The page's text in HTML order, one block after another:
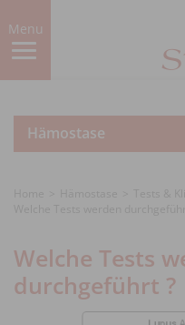
to
main
content
Menu
Hämostase
Welche Tests
durchgeführt ?